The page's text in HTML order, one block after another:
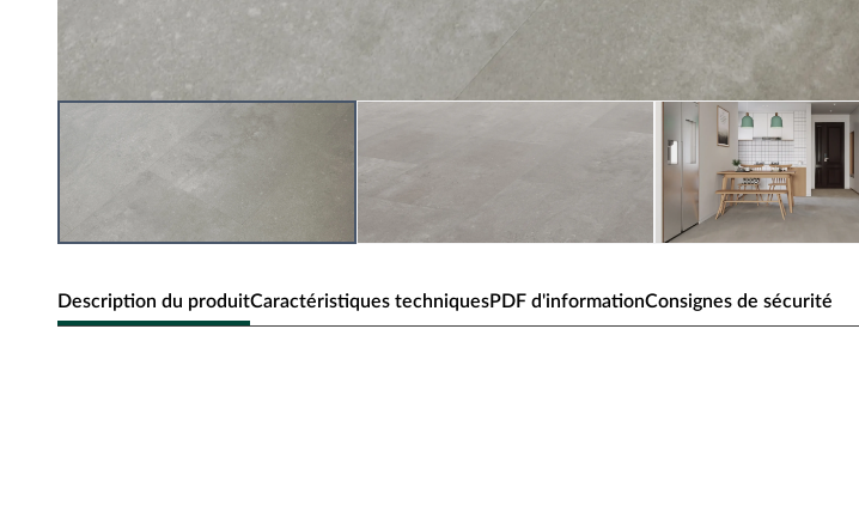
Description du produitCaractéristiques techniquesPDF d'informationConsignes de sécurité